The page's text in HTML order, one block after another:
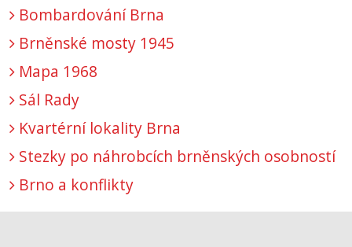
Bombardování Brna
Brněnské mosty 1945
Mapa 1968
Sál Rady
Kvartérní lokality Brna
Stezky po náhrobcích brněnských osobností
Brno a konflikty